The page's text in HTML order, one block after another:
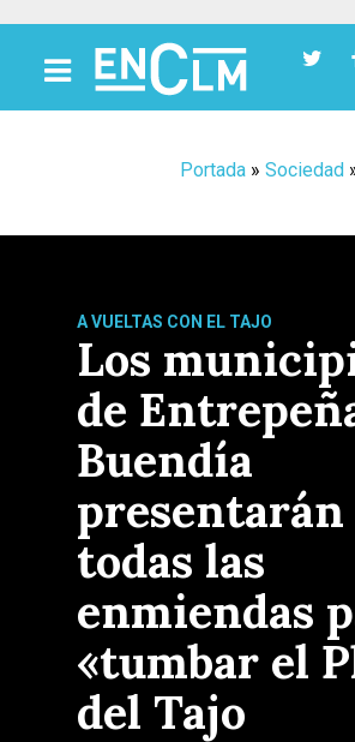
Portada» Sociedad
A VUELTAS CON EL TAJO
Los
de
Buendía
presentarán
todas las
enmiendas
«tumbar el
del Tajo